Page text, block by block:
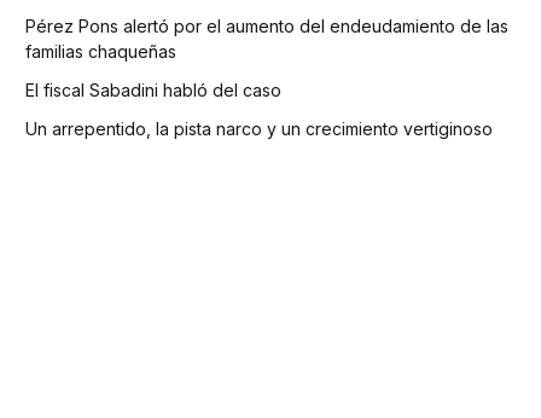
Pérez Pons alertó por el aumento del endeudamiento de las
familias chaqueñas
El fiscal Sabadini habló del caso
Un arrepentido, la pista narco y un crecimiento vertiginoso